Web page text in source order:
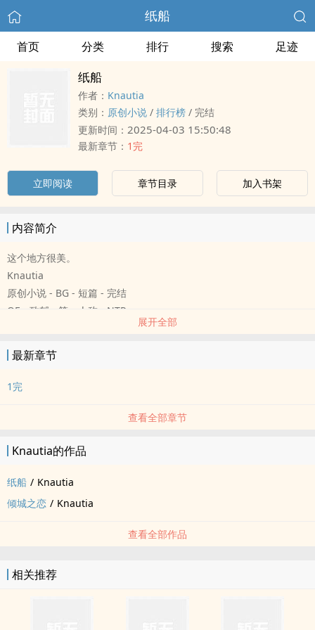
纸船
首页 分类 排行 搜索 足迹
纸船
作者： Knautia
类别： 原创小说 / 排行榜 / 完结
更新时间： 2025-04-03 15:50:48
最新章节： 1完
立即阅读 章节目录 加入书架
内容简介
这个地方很美。
Knautia
原创小说 - BG - 短篇 - 完结
OE - 致郁 - 第一人称 - NTR
展开全部
最新章节
1完
查看全部章节
Knautia的作品
纸船 / Knautia
倾城之恋 / Knautia
查看全部作品
相关推荐